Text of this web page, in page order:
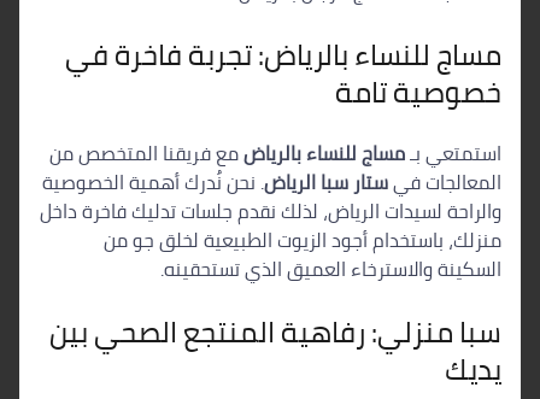
مساج للنساء بالرياض: تجربة فاخرة في
خصوصية تامة
استمتعي بـمساج للنساء بالرياضمع فريقنا المتخصص من
المعالجات فيستار سبا الرياض. نحن نُدرك أهمية الخصوصية
والراحة لسيدات الرياض، لذلك نقدم جلسات تدليك فاخرة داخل
منزلك، باستخدام أجود الزيوت الطبيعية لخلق جو من
السكينة والاسترخاء العميق الذي تستحقينه.
سبا منزلي: رفاهية المنتجع الصحي بين
يديك